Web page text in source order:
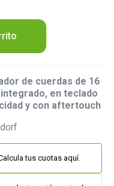
de cuerdas de 16
en teclado
y con aftertouch
tus cuotas aquí.